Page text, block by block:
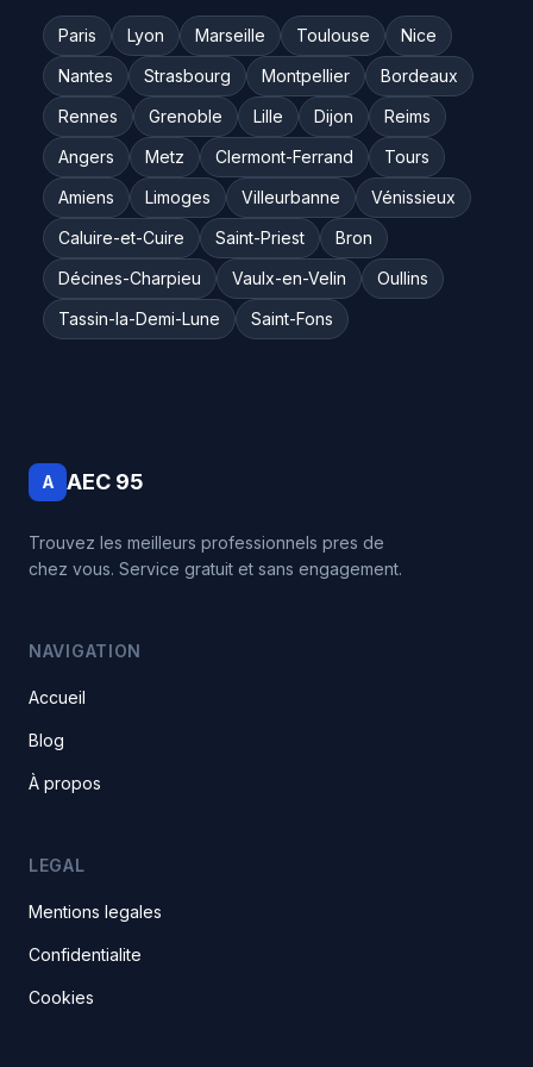
Paris Lyon Marseille Toulouse
Nice
Nantes
Strasbourg Montpellier
Bordeaux
Rennes
Grenoble Lille Dijon
Reims
Angers
Metz Clermont-Ferrand
Tours
Amiens
Limoges Villeurbanne
Vénissieux
Caluire-et-Cuire
Saint-Priest
Bron
Décines-Charpieu
Vaulx-en-Velin
Oullins
Tassin-la-Demi-Lune
Saint-Fons
A AEC 95
Trouvez les meilleurs professionnels pres de
chez vous. Service gratuit et sans engagement.
NAVIGATION
Accueil
Blog
À propos
LEGAL
Mentions legales
Confidentialite
Cookies